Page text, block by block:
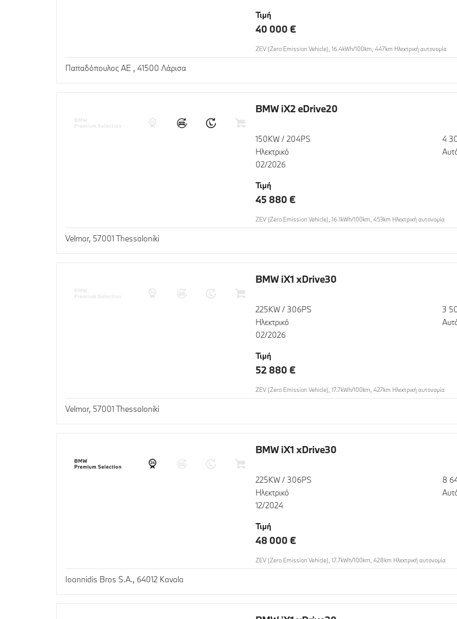
Τιμή
40 000 €
ZEV (Zero Emission Vehicle), 16.4kWh/100km, 447km Ηλεκτρική αυτονομία
Παπαδόπουλος ΑΕ , 41500 Λάρισα
BMW iX2 eDrive20
150KW / 204PS
Ηλεκτρικό
02/2026
4
Τιμή
45 880 €
ZEV (Zero Emission Vehicle), 16.1kWh/100km, 453km Ηλεκτρική αυτονομία
Velmar, 57001 Thessaloniki
BMW iX1 xDrive30
225KW / 306PS
Ηλεκτρικό
02/2026
3
Τιμή
52 880 €
ZEV (Zero Emission Vehicle), 17.7kWh/100km, 427km Ηλεκτρική αυτονομία
Velmar, 57001 Thessaloniki
BMW iX1 xDrive30
225KW / 306PS
Ηλεκτρικό
12/2024
8
Τιμή
48 000 €
ZEV (Zero Emission Vehicle), 17.7kWh/100km, 428km Ηλεκτρική αυτονομία
Ioannidis Bros S.A., 64012 Kavala